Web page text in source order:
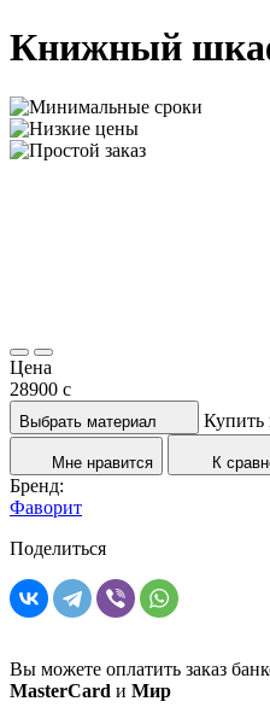
Книжный
Цена
28900 c
Выбрать материал Купить
Мне нравится К
Бренд:
Фаворит
Поделиться
Вы можете оплатить заказ
MasterCard и Мир